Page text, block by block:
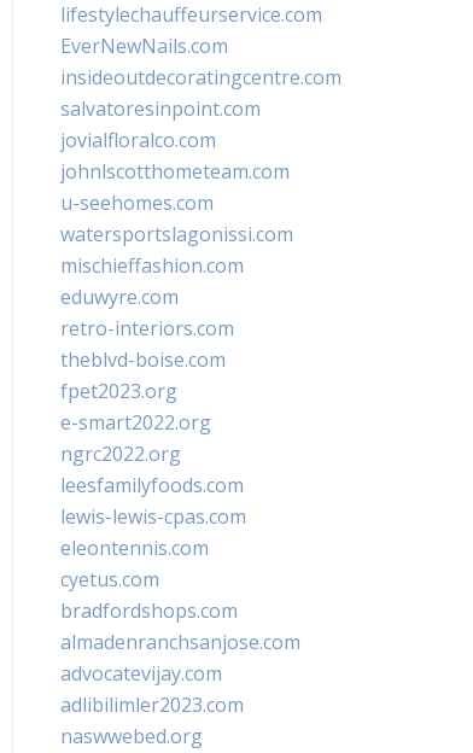
lifestylechauffeurservice.com
EverNewNails.com
insideoutdecoratingcentre.com
salvatoresinpoint.com
jovialfloralco.com
johnlscotthometeam.com
u-seehomes.com
watersportslagonissi.com
mischieffashion.com
eduwyre.com
retro-interiors.com
theblvd-boise.com
fpet2023.org
e-smart2022.org
ngrc2022.org
leesfamilyfoods.com
lewis-lewis-cpas.com
eleontennis.com
cyetus.com
bradfordshops.com
almadenranchsanjose.com
advocatevijay.com
adlibilimler2023.com
naswwebed.org